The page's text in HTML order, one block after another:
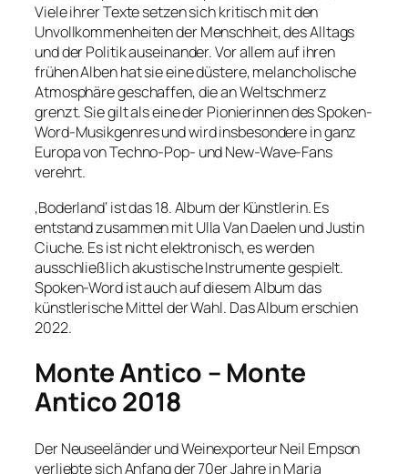
Viele ihrer Texte setzen sich kritisch mit den
Unvollkommenheiten der Menschheit, des Alltags
und der Politik auseinander. Vor allem auf ihren
frühen Alben hat sie eine düstere, melancholische
Atmosphäre geschaffen, die an Weltschmerz
grenzt. Sie gilt als eine der Pionierinnen des Spoken-
Word-Musikgenres und wird insbesondere in ganz
Europa von Techno-Pop- und New-Wave-Fans
verehrt.
‚Boderland‘ ist das 18. Album der Künstlerin. Es
entstand zusammen mit Ulla Van Daelen und Justin
Ciuche. Es ist nicht elektronisch, es werden
ausschließlich akustische Instrumente gespielt.
Spoken-Word ist auch auf diesem Album das
künstlerische Mittel der Wahl. Das Album erschien
2022.
Monte Antico – Monte
Antico 2018
Der Neuseeländer und Weinexporteur Neil Empson
verliebte sich Anfang der 70er Jahre in Maria